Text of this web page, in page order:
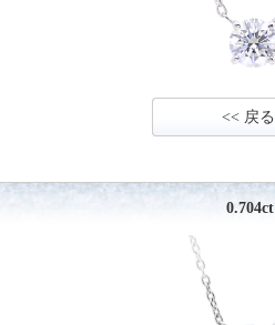
<< 戻る
0.704ct